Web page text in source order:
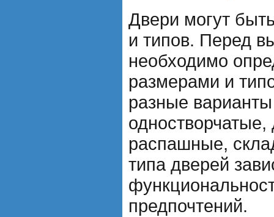
Двери могут
и типов. Перед
необходимо
размерами и
разные
одностворчатые,
распашные,
типа дверей
предпочтений.